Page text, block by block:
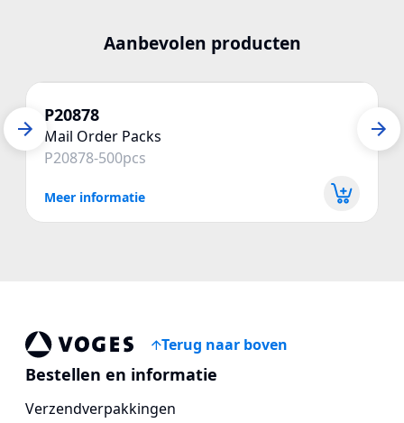
Aanbevolen producten
P20878
Mail Order Packs
P20878-500pcs
Meer informatie
Voges Online Store
Terug naar boven
Bestellen en informatie
Verzendverpakkingen